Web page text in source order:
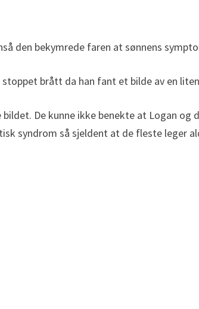
den bekymrede faren at sønnens
brått da han fant et bilde av en
De kunne ikke benekte at Logan
syndrom så sjeldent at de fleste leger